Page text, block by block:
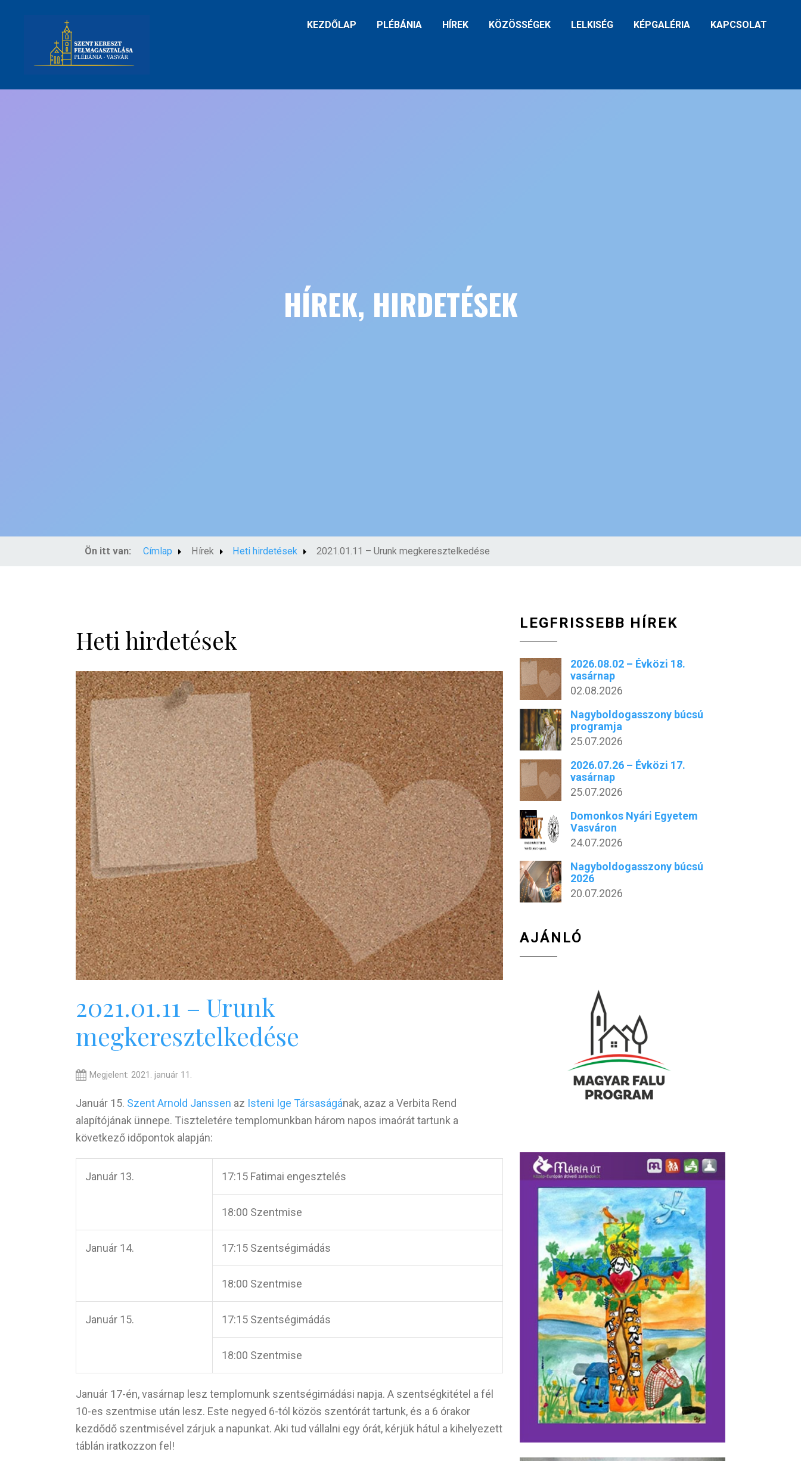
KEZDŐLAP PLÉBÁNIA HÍREK KÖZÖSSÉGEK LELKISÉG KÉPGALÉRIA KAPCSOLAT
HÍREK, HIRDETÉSEK
Ön itt van: Címlap Hírek Heti hirdetések 2021.01.11 – Urunk megkeresztelkedése
Heti hirdetések
2021.01.11 – Urunk
megkeresztelkedése
Megjelent: 2021. január 11.
Január 15. Szent Arnold Janssen az Isteni Ige Társaságának, azaz a Verbita Rend
alapítójának ünnepe. Tiszteletére templomunkban három napos imaórát tartunk a
következő időpontok alapján:
Január 13. 17:15 Fatimai engesztelés
18:00 Szentmise
Január 14. 17:15 Szentségimádás
18:00 Szentmise
Január 15. 17:15 Szentségimádás
18:00 Szentmise
Január 17-én, vasárnap lesz templomunk szentségimádási napja. A szentségkitétel a fél
10-es szentmise után lesz. Este negyed 6-tól közös szentórát tartunk, és a 6 órakor
kezdődő szentmisével zárjuk a napunkat. Aki tud vállalni egy órát, kérjük hátul a kihelyezett
táblán iratkozzon fel!
LEGFRISSEBB HÍREK
2026.08.02 – Évközi 18.
vasárnap
02.08.2026
Nagyboldogasszony búcsú
programja
25.07.2026
2026.07.26 – Évközi 17.
vasárnap
25.07.2026
Domonkos Nyári Egyetem
Vasváron
24.07.2026
Nagyboldogasszony búcsú
2026
20.07.2026
AJÁNLÓ